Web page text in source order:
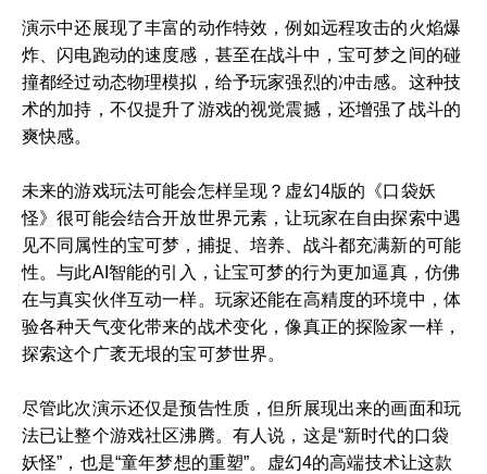
演示中还展现了丰富的动作特效，例如远程攻击的火焰爆
炸、闪电跑动的速度感，甚至在战斗中，宝可梦之间的碰
撞都经过动态物理模拟，给予玩家强烈的冲击感。这种技
术的加持，不仅提升了游戏的视觉震撼，还增强了战斗的
爽快感。
未来的游戏玩法可能会怎样呈现？虚幻4版的《口袋妖
怪》很可能会结合开放世界元素，让玩家在自由探索中遇
见不同属性的宝可梦，捕捉、培养、战斗都充满新的可能
性。与此AI智能的引入，让宝可梦的行为更加逼真，仿佛
在与真实伙伴互动一样。玩家还能在高精度的环境中，体
验各种天气变化带来的战术变化，像真正的探险家一样，
探索这个广袤无垠的宝可梦世界。
尽管此次演示还仅是预告性质，但所展现出来的画面和玩
法已让整个游戏社区沸腾。有人说，这是“新时代的口袋
妖怪”，也是“童年梦想的重塑”。虚幻4的高端技术让这款